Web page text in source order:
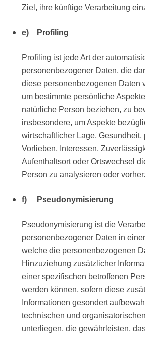
Ziel, ihre künftige Verarbeitung
e) Profiling
Profiling ist jede Art der
personenbezogener Daten, die
diese personenbezogenen Daten
um bestimmte persönliche
natürliche Person beziehen, zu
insbesondere, um Aspekte
wirtschaftlicher Lage, Gesundheit,
Vorlieben, Interessen,
Aufenthaltsort oder Ortswechsel
Person zu analysieren oder
f) Pseudonymisierung
Pseudonymisierung ist die
personenbezogener Daten in
welche die personenbezogenen
Hinzuziehung zusätzlicher
einer spezifischen betroffenen
werden können, sofern diese
Informationen gesondert
technischen und
unterliegen, die gewährleisten,